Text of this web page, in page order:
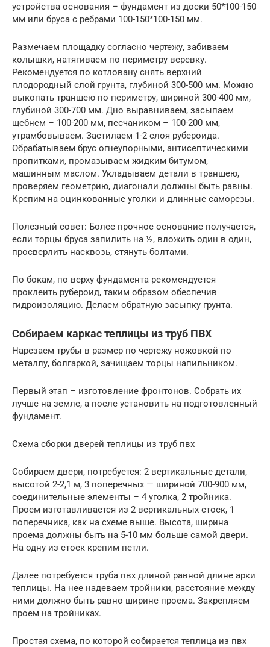
устройства основания – фундамент из доски 50*100-150
мм или бруса с ребрами 100-150*100-150 мм.
Размечаем площадку согласно чертежу, забиваем
колышки, натягиваем по периметру веревку.
Рекомендуется по котловану снять верхний
плодородный слой грунта, глубиной 300-500 мм. Можно
выкопать траншею по периметру, шириной 300-400 мм,
глубиной 300-700 мм. Дно выравниваем, засыпаем
щебнем – 100-200 мм, песчаником – 100-200 мм,
утрамбовываем. Застилаем 1-2 слоя рубероида.
Обрабатываем брус огнеупорными, антисептическими
пропитками, промазываем жидким битумом,
машинным маслом. Укладываем детали в траншею,
проверяем геометрию, диагонали должны быть равны.
Крепим на оцинкованные уголки и длинные саморезы.
Полезный совет: Более прочное основание получается,
если торцы бруса запилить на ½, вложить один в один,
просверлить насквозь, стянуть болтами.
По бокам, по верху фундамента рекомендуется
проклеить рубероид, таким образом обеспечив
гидроизоляцию. Делаем обратную засыпку грунта.
Собираем каркас теплицы из труб ПВХ
Нарезаем трубы в размер по чертежу ножовкой по
металлу, болгаркой, зачищаем торцы напильником.
Первый этап – изготовление фронтонов. Собрать их
лучше на земле, а после установить на подготовленный
фундамент.
Схема сборки дверей теплицы из труб пвх
Собираем двери, потребуется: 2 вертикальные детали,
высотой 2-2,1 м, 3 поперечных — шириной 700-900 мм,
соединительные элементы – 4 уголка, 2 тройника.
Проем изготавливается из 2 вертикальных стоек, 1
поперечника, как на схеме выше. Высота, ширина
проема должны быть на 5-10 мм больше самой двери.
На одну из стоек крепим петли.
Далее потребуется труба пвх длиной равной длине арки
теплицы. На нее надеваем тройники, расстояние между
ними должно быть равно ширине проема. Закрепляем
проем на тройниках.
Простая схема, по которой собирается теплица из пвх